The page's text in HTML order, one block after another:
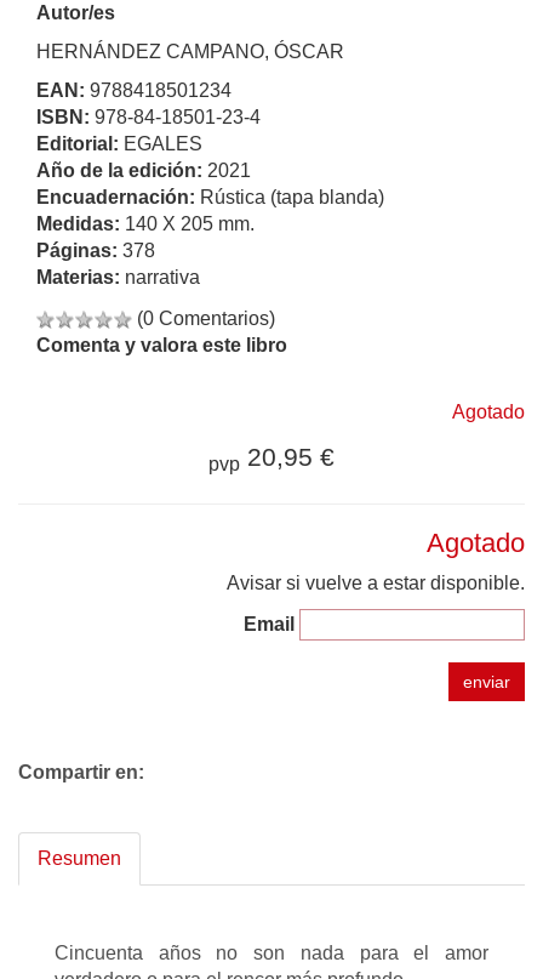
Autor/es
HERNÁNDEZ CAMPANO, ÓSCAR
EAN: 9788418501234
ISBN: 978-84-18501-23-4
Editorial: EGALES
Año de la edición: 2021
Encuadernación: Rústica (tapa blanda)
Medidas: 140 X 205 mm.
Páginas: 378
Materias: narrativa
(0 Comentarios)
Comenta y valora este libro
Agotado
pvp 20,95 €
Agotado
Avisar si vuelve a estar disponible.
Email
enviar
Compartir en:
Resumen
Cincuenta años no son nada para el amor